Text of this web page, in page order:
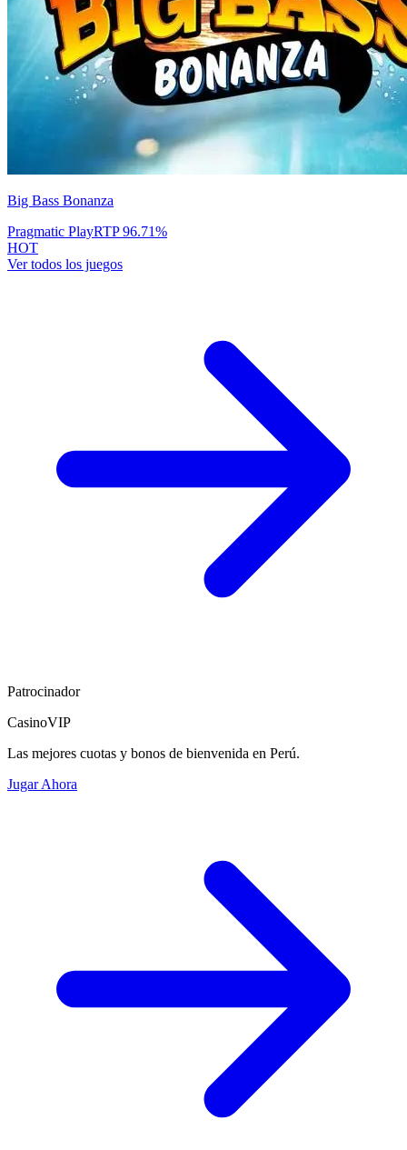
Big Bass Bonanza
Pragmatic PlayRTP96.71%
HOT
Ver todos los juegos
Patrocinador
CasinoVIP
Las mejores cuotas y bonos de bienvenida en Perú.
Jugar Ahora